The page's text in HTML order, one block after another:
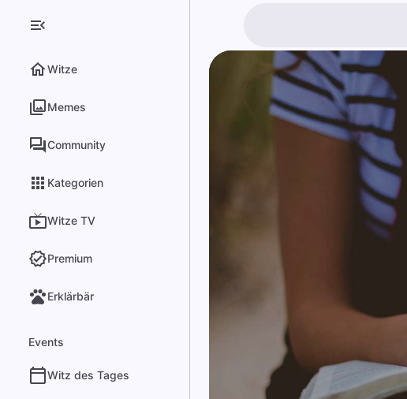
Witze
Memes
Community
Kategorien
Witze TV
Premium
Erklärbär
Events
Witz des Tages